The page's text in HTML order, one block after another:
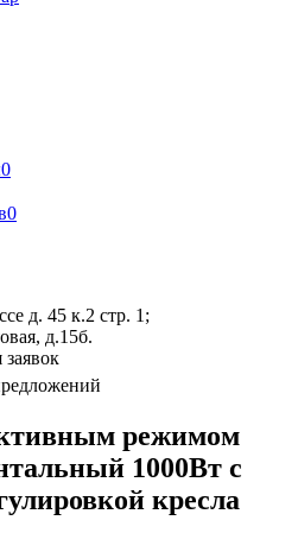
0
0
д. 45 к.2 стр. 1;
д.15б.
заявок
режимом
1000Вт с
кресла